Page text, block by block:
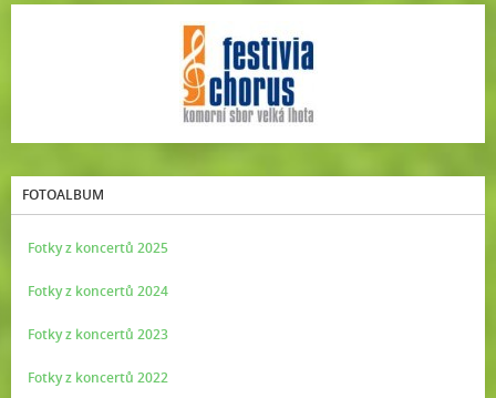
FOTOALBUM
Fotky z koncertů 2025
Fotky z koncertů 2024
Fotky z koncertů 2023
Fotky z koncertů 2022